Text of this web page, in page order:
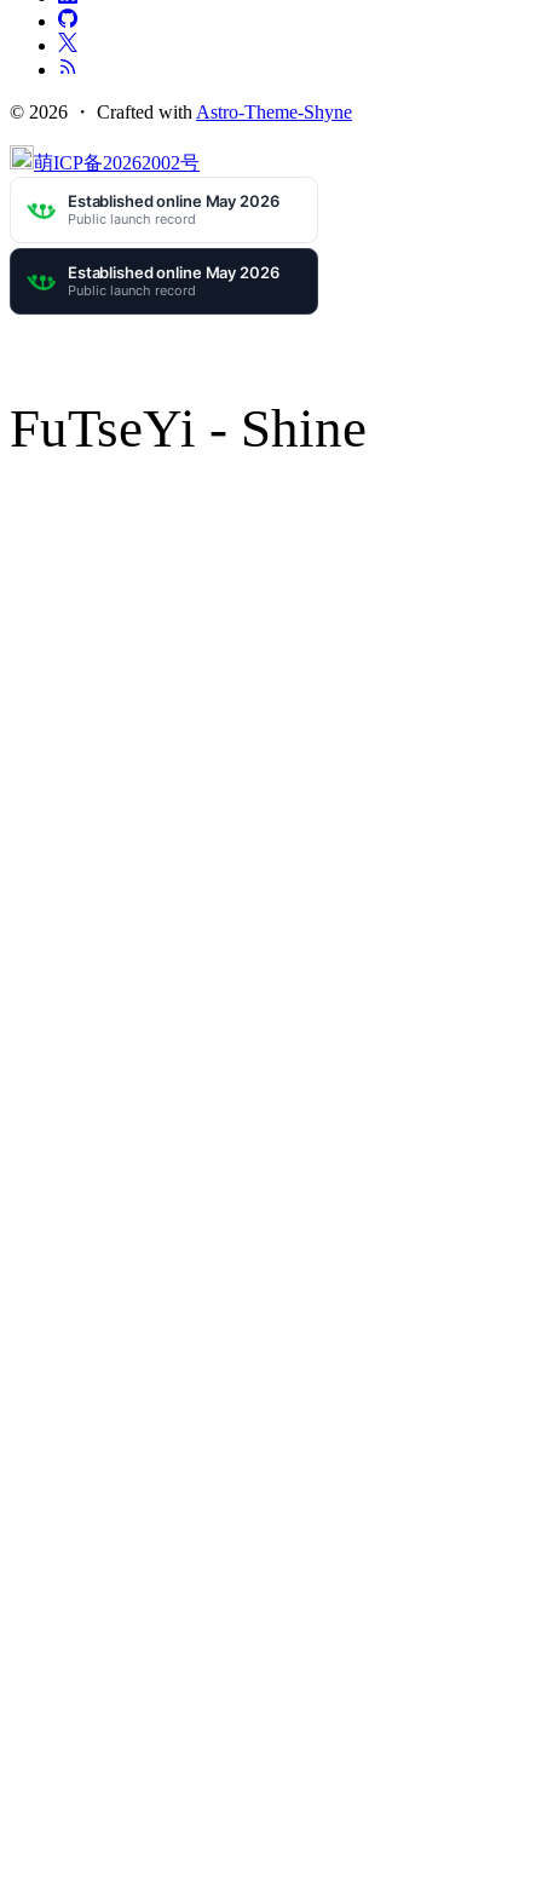
© 2026 ・ Crafted with Astro-Theme-Shyne
萌ICP备20262002号
FuTseYi - Shine